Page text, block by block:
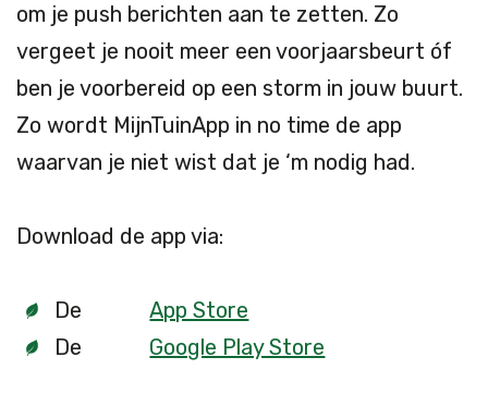
om je push berichten aan te zetten. Zo
vergeet je nooit meer een voorjaarsbeurt óf
ben je voorbereid op een storm in jouw buurt.
Zo wordt MijnTuinApp in no time de app
waarvan je niet wist dat je ‘m nodig had.
Download de app via:
De
App Store
De
Google Play Store